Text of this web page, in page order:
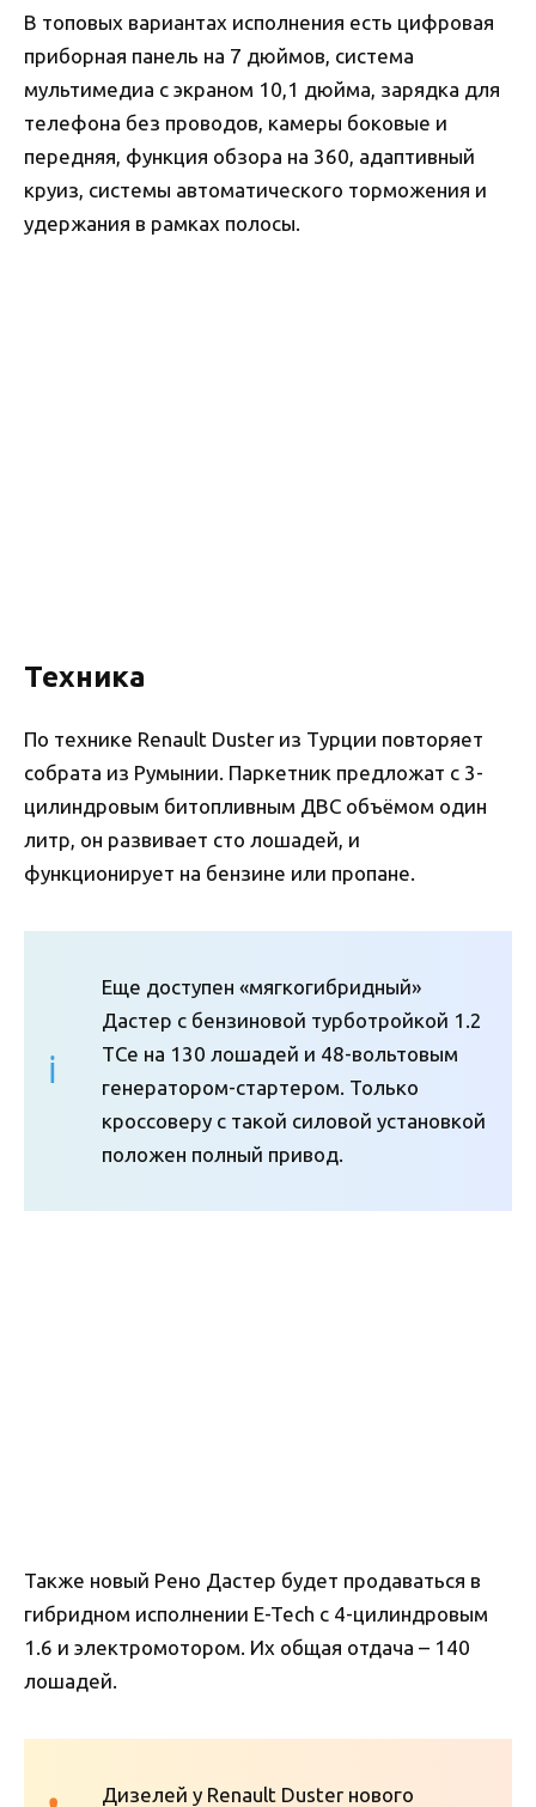
В топовых вариантах исполнения есть цифровая
приборная панель на 7 дюймов, система
мультимедиа с экраном 10,1 дюйма, зарядка для
телефона без проводов, камеры боковые и
передняя, функция обзора на 360, адаптивный
круиз, системы автоматического торможения и
удержания в рамках полосы.
Техника
По технике Renault Duster из Турции повторяет
собрата из Румынии. Паркетник предложат с 3-
цилиндровым битопливным ДВС объёмом один
литр, он развивает сто лошадей, и
функционирует на бензине или пропане.
Еще доступен «мягкогибридный»
Дастер с бензиновой турботройкой 1.2
TCe на 130 лошадей и 48-вольтовым
генератором-стартером. Только
кроссоверу с такой силовой установкой
положен полный привод.
Также новый Рено Дастер будет продаваться в
гибридном исполнении E-Tech с 4-цилиндровым
1.6 и электромотором. Их общая отдача – 140
лошадей.
Дизелей у Renault Duster нового